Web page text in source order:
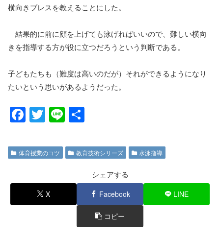
横向きブレスを教えることにした。
結果的に前に顔を上げても泳げればいいので、難しい横向
きを指導する方が役に立つだろうという判断である。
子どもたちも（難度は高いのだが）それができるようになり
たいという思いがあるようだった。
F
c
e
b
o
T
tt
er
Li
e
体育授業のコツ 教育技術シリーズ 水泳指導
シェアする
X Facebook LINE
コピー